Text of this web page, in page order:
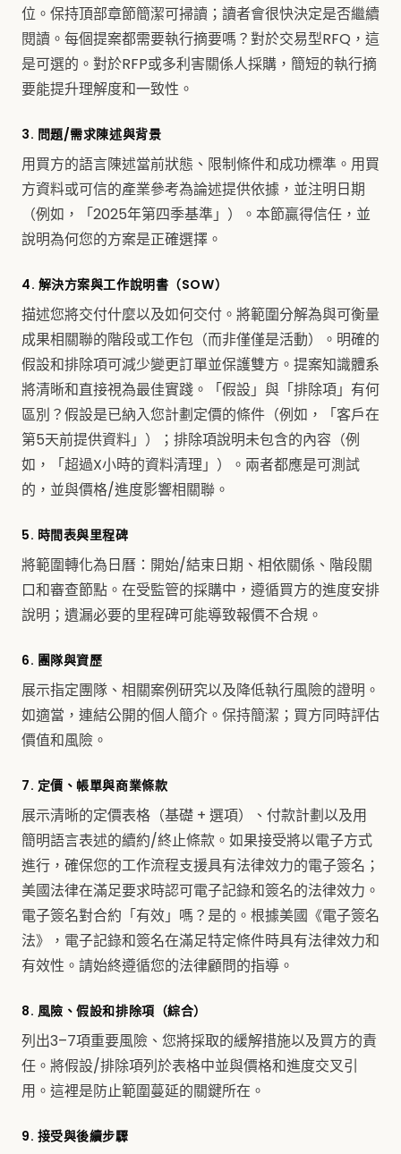
位。保持頂部章節簡潔可掃讀；讀者會很快決定是否繼續
閱讀。每個提案都需要執行摘要嗎？對於交易型RFQ，這
是可選的。對於RFP或多利害關係人採購，簡短的執行摘
要能提升理解度和一致性。
3. 問題/需求陳述與背景
用買方的語言陳述當前狀態、限制條件和成功標準。用買
方資料或可信的產業參考為論述提供依據，並注明日期
（例如，「2025年第四季基準」）。本節贏得信任，並
說明為何您的方案是正確選擇。
4. 解決方案與工作說明書（SOW）
描述您將交付什麼以及如何交付。將範圍分解為與可衡量
成果相關聯的階段或工作包（而非僅僅是活動）。明確的
假設和排除項可減少變更訂單並保護雙方。提案知識體系
將清晰和直接視為最佳實踐。「假設」與「排除項」有何
區別？假設是已納入您計劃定價的條件（例如，「客戶在
第5天前提供資料」）；排除項說明未包含的內容（例
如，「超過X小時的資料清理」）。兩者都應是可測試
的，並與價格/進度影響相關聯。
5. 時間表與里程碑
將範圍轉化為日曆：開始/結束日期、相依關係、階段關
口和審查節點。在受監管的採購中，遵循買方的進度安排
說明；遺漏必要的里程碑可能導致報價不合規。
6. 團隊與資歷
展示指定團隊、相關案例研究以及降低執行風險的證明。
如適當，連結公開的個人簡介。保持簡潔；買方同時評估
價值和風險。
7. 定價、帳單與商業條款
展示清晰的定價表格（基礎 + 選項）、付款計劃以及用
簡明語言表述的續約/終止條款。如果接受將以電子方式
進行，確保您的工作流程支援具有法律效力的電子簽名；
美國法律在滿足要求時認可電子記錄和簽名的法律效力。
電子簽名對合約「有效」嗎？是的。根據美國《電子簽名
法》，電子記錄和簽名在滿足特定條件時具有法律效力和
有效性。請始終遵循您的法律顧問的指導。
8. 風險、假設和排除項（綜合）
列出3–7項重要風險、您將採取的緩解措施以及買方的責
任。將假設/排除項列於表格中並與價格和進度交叉引
用。這裡是防止範圍蔓延的關鍵所在。
9. 接受與後續步驟